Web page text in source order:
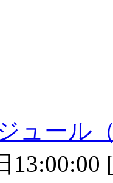
ュール
13:00:00